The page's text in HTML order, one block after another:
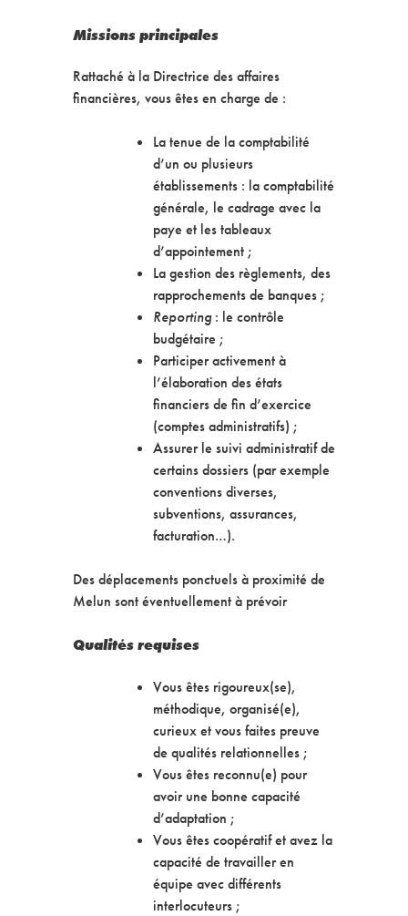
Missions principales
Rattaché à la Directrice des affaires
financières, vous êtes en charge de :
La tenue de la comptabilité
d’un ou plusieurs
établissements : la comptabilité
générale, le cadrage avec la
paye et les tableaux
d’appointement ;
La gestion des règlements, des
rapprochements de banques ;
Reporting: le contrôle
budgétaire ;
Participer activement à
l’élaboration des états
financiers de fin d’exercice
(comptes administratifs) ;
Assurer le suivi administratif de
certains dossiers (par exemple
conventions diverses,
subventions, assurances,
facturation…).
Des déplacements ponctuels à proximité de
Melun sont éventuellement à prévoir
Qualités requises
Vous êtes rigoureux(se),
méthodique, organisé(e),
curieux et vous faites preuve
de qualités relationnelles ;
Vous êtes reconnu(e) pour
avoir une bonne capacité
d’adaptation ;
Vous êtes coopératif et avez la
capacité de travailler en
équipe avec différents
interlocuteurs ;